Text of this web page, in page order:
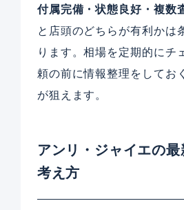
付属完備・状態良好・複数
と店頭のどちらが有利かは
ります。相場を定期的にチ
頼の前に情報整理をしてお
が狙えます。
アンリ・ジャイエの
考え方